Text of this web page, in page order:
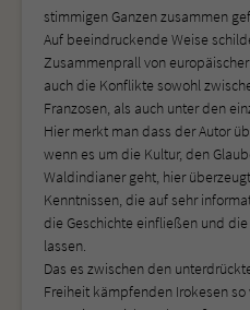
stimmigen Ganzen zusammen
Auf beeindruckende Weise
Zusammenprall von
auch die Konflikte sowohl
Franzosen, als auch unter den
Hier merkt man dass der Autor
wenn es um die Kultur, den
Waldindianer geht, hier
Kenntnissen, die auf sehr
die Geschichte einfließen und
lassen.
Das es zwischen den
Freiheit kämpfenden Irokesen